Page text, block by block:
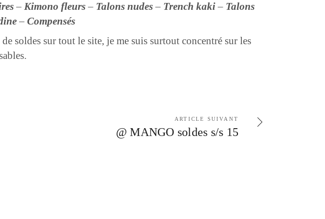
– Kimono fleurs– Talons nudes– Trench kaki– Talons
– Compensés
soldes sur tout le site, je me suis surtout concentré sur les
ARTICLE SUIVANT
@ MANGO soldes s/s 15